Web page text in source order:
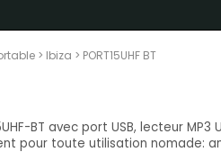
> Ibiza > PORT15UHF BT
BT avec port USB, lecteur
pour toute utilisation nomade: